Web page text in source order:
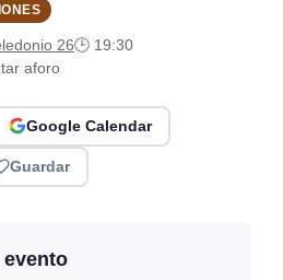
26🕒 19:30
aforo
Google Calendar
Guardar